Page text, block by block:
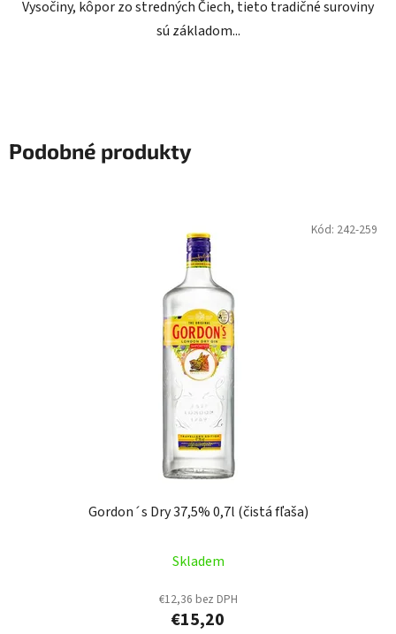
Vysočiny, kôpor zo stredných Čiech, tieto tradičné suroviny
sú základom...
Podobné produkty
Gordon´s Dry 37,5% 0,7l (čistá fľaša)
Skladem
€12,36 bez DPH
€15,20
Kód: 242-259